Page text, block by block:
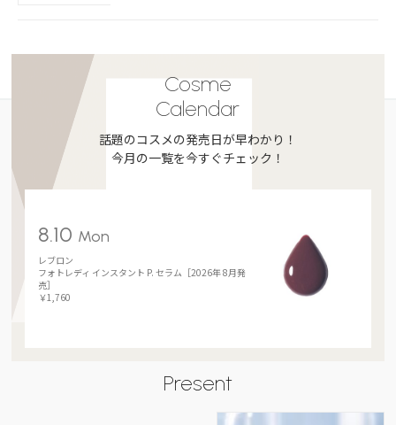
Cosme
Calendar
話題のコスメの発売日が早わかり！
今月の一覧を今すぐチェック！
8.10 Mon
レブロン
フォトレディ インスタント P. セラム［2026年 8月発
売］
￥1,760
Present